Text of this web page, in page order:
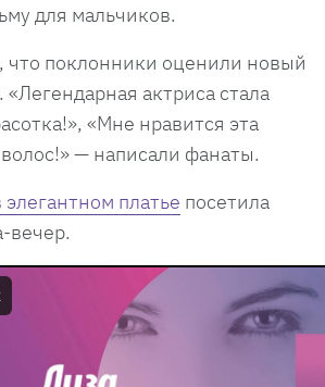
для мальчиков.
что поклонники оценили новый
актриса стала
«Мне нравится эта
— написали фанаты.
элегантном платье посетила
вечер.